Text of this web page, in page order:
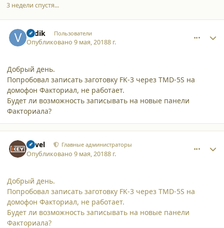
3 недели спустя...
vadik Пользователи
Опубликовано9 мая, 20188 г.
Добрый день.
Попробовал записать заготовку FK-3 через TMD-5S на
домофон Факториал, не работает.
Будет ли возможность записывать на новые панели
Факториала?
Pavel Главные администраторы
Опубликовано9 мая, 20188 г.
Добрый день.
Попробовал записать заготовку FK-3 через TMD-5S на
домофон Факториал, не работает.
Будет ли возможность записывать на новые панели
Факториала?